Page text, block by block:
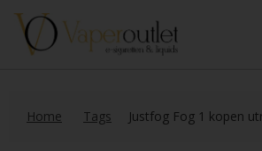
Home Tags Justfog Fog 1 kopen